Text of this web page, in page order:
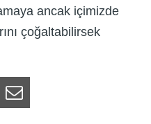
ancak içimizde
çoğaltabilirsek